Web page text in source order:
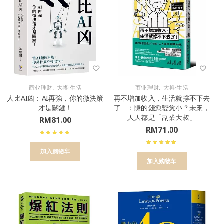
商业理财, 大将·生活
人比AI凶：AI再強，你的微決策
才是關鍵！
RM81.00
加入购物车
商业理财, 大将·生活
再不增加收入，生活就撐不下去
了！：賺的錢愈變愈小？未來，
人人都是「副業大叔」
RM71.00
加入购物车